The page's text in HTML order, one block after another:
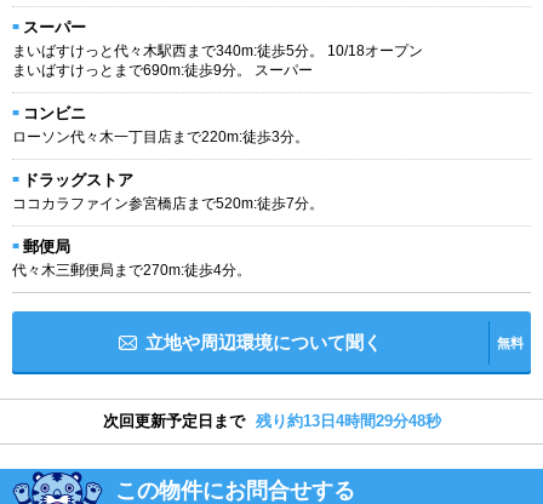
スーパー
まいばすけっと代々木駅西まで340m:徒歩5分。 10/18オープン
まいばすけっとまで690m:徒歩9分。 スーパー
コンビニ
ローソン代々木一丁目店まで220m:徒歩3分。
ドラッグストア
ココカラファイン参宮橋店まで520m:徒歩7分。
郵便局
代々木三郵便局まで270m:徒歩4分。
立地や周辺環境について聞く 無料
次回更新予定日まで 残り約13日4時間29分47秒
この物件にお問合せする